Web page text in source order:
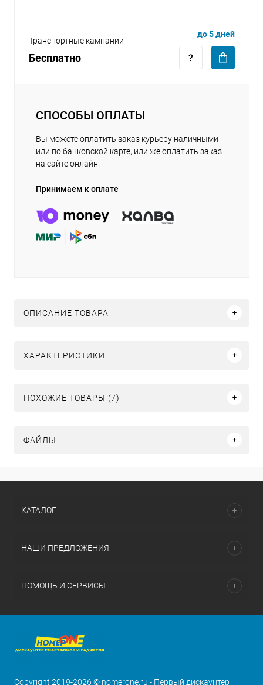
Транспортные кампании
Бесплатно
до 5 дней
СПОСОБЫ ОПЛАТЫ
Вы можете оплатить заказ курьеру наличными
или по банковской карте, или же оплатить заказ
на сайте онлайн.
Принимаем к оплате
ОПИСАНИЕ ТОВАРА
ХАРАКТЕРИСТИКИ
ПОХОЖИЕ ТОВАРЫ (7)
ФАЙЛЫ
КАТАЛОГ
НАШИ ПРЕДЛОЖЕНИЯ
ПОМОЩЬ И СЕРВИСЫ
Copyright 2019-2026 © nomerone.ru - Первый дискаунтер